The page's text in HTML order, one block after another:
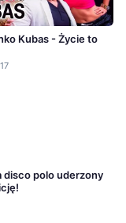
Kubas - Życie to
disco polo uderzony